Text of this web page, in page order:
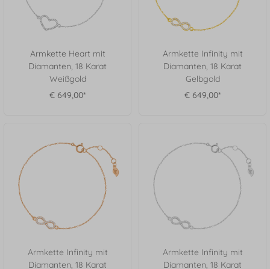
Armkette Heart mit
Diamanten, 18 Karat
Weißgold
€ 649,00*
Armkette Infinity mit
Diamanten, 18 Karat
Gelbgold
€ 649,00*
Armkette Infinity mit
Diamanten, 18 Karat
Armkette Infinity mit
Diamanten, 18 Karat